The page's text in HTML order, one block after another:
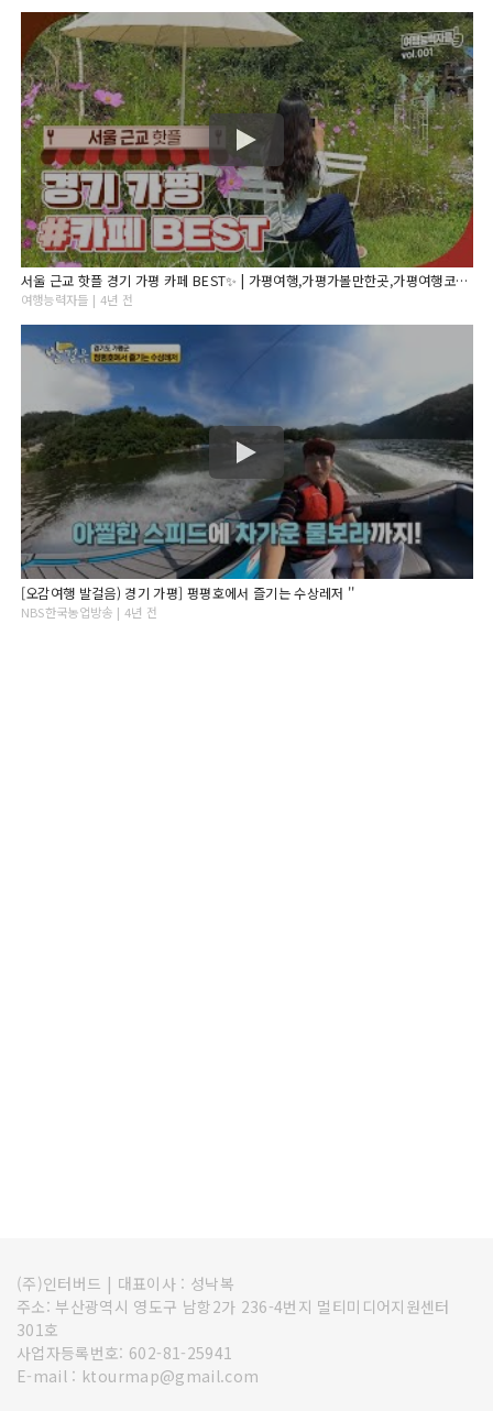
서울 근교 핫플 경기 가평 카페 BEST✨ | 가평여행,가평가볼만한곳,가평여행코스,경기도가볼만한곳, 서울근교가볼만한곳,가평카페,서울근교드라이브,서울근교카페,경기도카페,가평데이트
여행능력자들 | 4년 전
[오감여행 발걸음) 경기 가평] 펑평호에서 즐기는 수상레저 ''
NBS한국농업방송 | 4년 전
(주)인터버드 | 대표이사 : 성낙복
주소: 부산광역시 영도구 남항2가 236-4번지 멀티미디어지원센터
301호
사업자등록번호: 602-81-25941
E-mail : ktourmap@gmail.com